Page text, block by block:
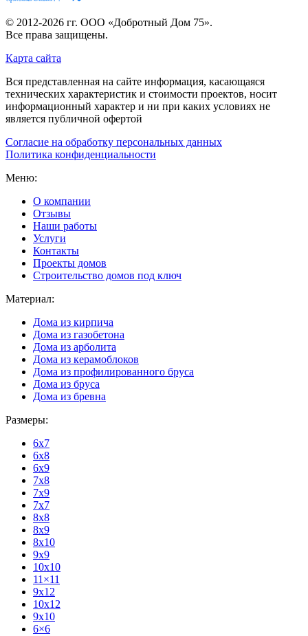
© 2012-2026 гг. ООО «Добротный Дом 75».
Все права защищены.
Карта сайта
Вся представленная на сайте информация, касающаяся
технических характеристик и стоимости проектов, носит
информационный характер и ни при каких условиях не
является публичной офертой
Согласие на обработку персональных данных
Политика конфиденциальности
Меню:
О компании
Отзывы
Наши работы
Услуги
Контакты
Проекты домов
Строительство домов под ключ
Материал:
Дома из кирпича
Дома из газобетона
Дома из арболита
Дома из керамоблоков
Дома из профилированного бруса
Дома из бруса
Дома из бревна
Размеры:
6x7
6x8
6x9
7x8
7x9
7x7
8x8
8x9
8x10
9x9
10x10
11×11
9x12
10x12
9x10
6×6